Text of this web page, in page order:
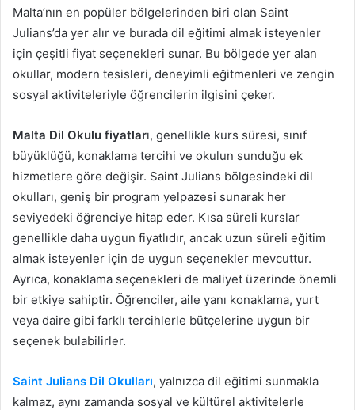
Malta’nın en popüler bölgelerinden biri olan Saint
Julians’da yer alır ve burada dil eğitimi almak isteyenler
için çeşitli fiyat seçenekleri sunar. Bu bölgede yer alan
okullar, modern tesisleri, deneyimli eğitmenleri ve zengin
sosyal aktiviteleriyle öğrencilerin ilgisini çeker.
Malta Dil Okulu fiyatları, genellikle kurs süresi, sınıf
büyüklüğü, konaklama tercihi ve okulun sunduğu ek
hizmetlere göre değişir. Saint Julians bölgesindeki dil
okulları, geniş bir program yelpazesi sunarak her
seviyedeki öğrenciye hitap eder. Kısa süreli kurslar
genellikle daha uygun fiyatlıdır, ancak uzun süreli eğitim
almak isteyenler için de uygun seçenekler mevcuttur.
Ayrıca, konaklama seçenekleri de maliyet üzerinde önemli
bir etkiye sahiptir. Öğrenciler, aile yanı konaklama, yurt
veya daire gibi farklı tercihlerle bütçelerine uygun bir
seçenek bulabilirler.
Saint Julians Dil Okulları, yalnızca dil eğitimi sunmakla
kalmaz, aynı zamanda sosyal ve kültürel aktivitelerle